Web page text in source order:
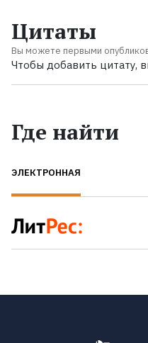
Цитаты
Вы можете первыми
Чтобы добавить цитату,
Где найти
ЭЛЕКТРОННАЯ